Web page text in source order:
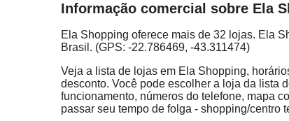
Informação comercial sobre Ela
Ela Shopping oferece mais de 32 lojas. Ela
Brasil. (GPS: -22.786469, -43.311474)
Veja a lista de lojas em Ela Shopping,
desconto. Você pode escolher a loja da lista
funcionamento, números do telefone, mapa
passar seu tempo de folga - shopping/centro